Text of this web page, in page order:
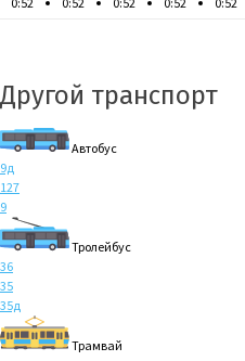
Другой транспорт
Автобус
9д
127
9
Тролейбус
36
35
35д
Трамвай